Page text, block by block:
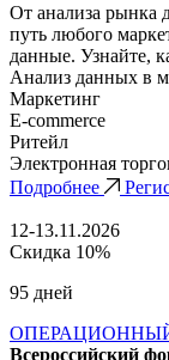
От анализа рынка
путь любого
данные. Узнайте,
Анализ данных в
Маркетинг
E-commerce
Ритейл
Электронная
Подробнее
12-13.11.2026
Скидка 10%
95 дней
ОПЕРАЦИОННЫЙ
Всероссийский